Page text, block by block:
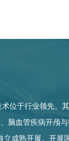
位于行业领先。
脑血管疾病开颅
立成熟开展。开